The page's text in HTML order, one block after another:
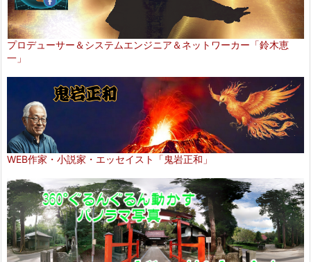
プロデューサー＆システムエンジニア＆ネットワーカー「鈴木恵
一」
WEB作家・小説家・エッセイスト「鬼岩正和」